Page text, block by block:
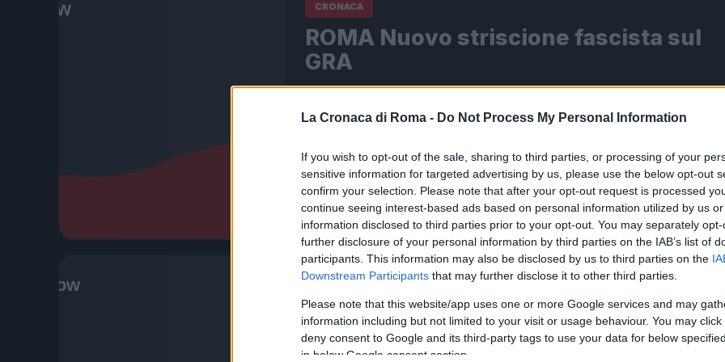
La Cronaca di Roma - Do Not Process My Personal Information
If you wish to opt-out of the sale, sharing to third parties, or processing of your
sensitive information for targeted advertising by us, please use the below opt-out
confirm your selection. Please note that after your opt-out request is processed
continue seeing interest-based ads based on personal information utilized by us
information disclosed to third parties prior to your opt-out. You may separately
further disclosure of your personal information by third parties on the IAB’s list of
participants. This information may also be disclosed by us to third parties on the
Downstream Participants that may further disclose it to other third parties.
Please note that this website/app uses one or more Google services and may
information including but not limited to your visit or usage behaviour. You may
deny consent to Google and its third-party tags to use your data for below
in below Google consent section.
CRONACA
ROMA Nuovo striscione fascista sul
GRA
29 Luglio 2019 - 11:18Villani
ROMA Nuovo striscione fascista sul GRA. ROMA Nuovo
domenica e lunedì, alcuni militanti della sigla neofascista Azione
frontale. Il…
Leggi l’articolo →
ROMA Striscione di Forza Nuova
inneggiante a Mussolini